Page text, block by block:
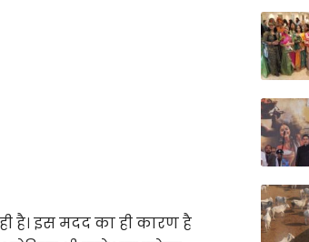
है। इस मदद का ही कारण है